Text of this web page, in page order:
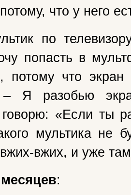
что у него
по
попасть в
потому что
– Я разобью
«Если ты
мультика
вжих, и уже
: